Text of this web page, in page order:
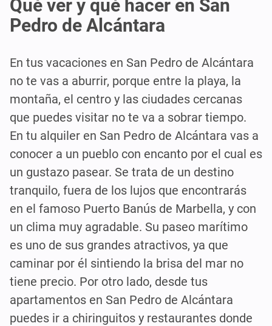
Qué ver y qué hacer en San
Pedro de Alcántara
En tus vacaciones en San Pedro de Alcántara
no te vas a aburrir, porque entre la playa, la
montaña, el centro y las ciudades cercanas
que puedes visitar no te va a sobrar tiempo.
En tu alquiler en San Pedro de Alcántara vas a
conocer a un pueblo con encanto por el cual es
un gustazo pasear. Se trata de un destino
tranquilo, fuera de los lujos que encontrarás
en el famoso Puerto Banús de Marbella, y con
un clima muy agradable. Su paseo marítimo
es uno de sus grandes atractivos, ya que
caminar por él sintiendo la brisa del mar no
tiene precio. Por otro lado, desde tus
apartamentos en San Pedro de Alcántara
puedes ir a chiringuitos y restaurantes donde